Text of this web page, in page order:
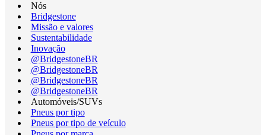
Nós
Bridgestone
Missão e valores
Sustentabilidade
Inovação
@BridgestoneBR
@BridgestoneBR
@BridgestoneBR
@BridgestoneBR
Automóveis/SUVs
Pneus por tipo
Pneus por tipo de veículo